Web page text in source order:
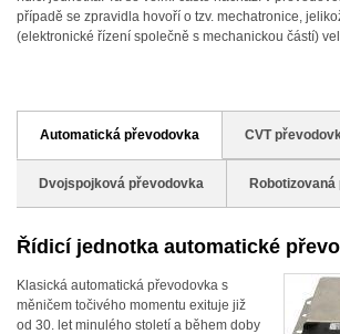
případě se zpravidla hovoří o tzv. mechatronice,
(elektronické řízení společně s mechanickou částí)
Automatická převodovka CVT
Dvojspojková převodovka
Řídicí jednotka automatické
Klasická automatická převodovka s
měničem točivého momentu exituje již
od 30. let minulého století a během doby